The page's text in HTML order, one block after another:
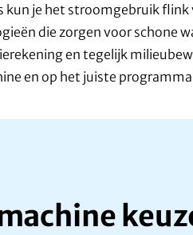
kun je het stroomgebruik
die zorgen voor schone
en tegelijk
en op het juiste